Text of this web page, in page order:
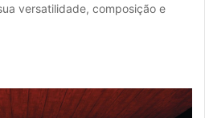
versatilidade, composição e